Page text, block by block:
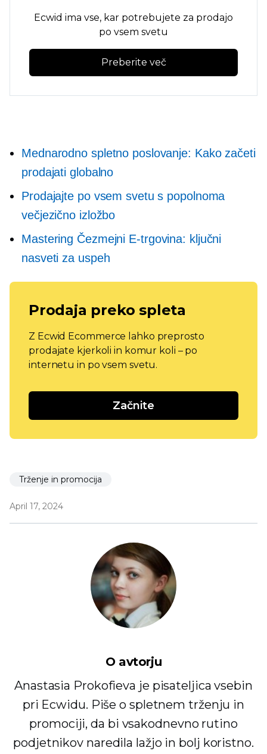
Ecwid ima vse, kar potrebujete za prodajo
po vsem svetu
Preberite več
Mednarodno spletno poslovanje: Kako začeti
prodajati globalno
Prodajajte po vsem svetu s popolnoma
večjezično izložbo
Mastering Čezmejni E-trgovina: ključni
nasveti za uspeh
Prodaja preko spleta
Z Ecwid Ecommerce lahko preprosto
prodajate kjerkoli in komur koli – po
internetu in po vsem svetu.
Začnite
Trženje in promocija
April 17, 2024
O avtorju
Anastasia Prokofieva je pisateljica vsebin
pri Ecwidu. Piše o spletnem trženju in
promociji, da bi vsakodnevno rutino
podjetnikov naredila lažjo in bolj koristno.